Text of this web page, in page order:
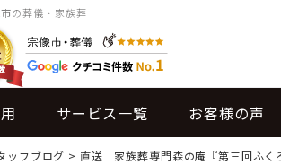
の葬儀・家族葬
サービス一覧 お客様の声
ッフブログ > 直送 家族葬専門森の庵『第三回ふく